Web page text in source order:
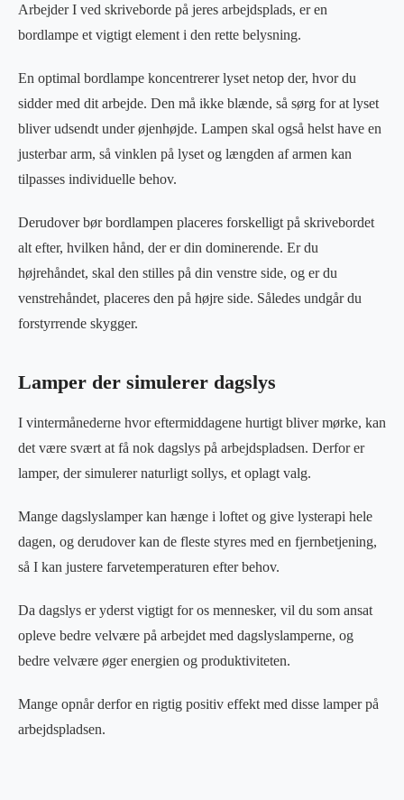
Arbejder I ved skriveborde på jeres arbejdsplads, er en
bordlampe et vigtigt element i den rette belysning.
En optimal bordlampe koncentrerer lyset netop der, hvor du
sidder med dit arbejde. Den må ikke blænde, så sørg for at lyset
bliver udsendt under øjenhøjde. Lampen skal også helst have en
justerbar arm, så vinklen på lyset og længden af armen kan
tilpasses individuelle behov.
Derudover bør bordlampen placeres forskelligt på skrivebordet
alt efter, hvilken hånd, der er din dominerende. Er du
højrehåndet, skal den stilles på din venstre side, og er du
venstrehåndet, placeres den på højre side. Således undgår du
forstyrrende skygger.
Lamper der simulerer dagslys
I vintermånederne hvor eftermiddagene hurtigt bliver mørke, kan
det være svært at få nok dagslys på arbejdspladsen. Derfor er
lamper, der simulerer naturligt sollys, et oplagt valg.
Mange dagslyslamper kan hænge i loftet og give lysterapi hele
dagen, og derudover kan de fleste styres med en fjernbetjening,
så I kan justere farvetemperaturen efter behov.
Da dagslys er yderst vigtigt for os mennesker, vil du som ansat
opleve bedre velvære på arbejdet med dagslyslamperne, og
bedre velvære øger energien og produktiviteten.
Mange opnår derfor en rigtig positiv effekt med disse lamper på
arbejdspladsen.